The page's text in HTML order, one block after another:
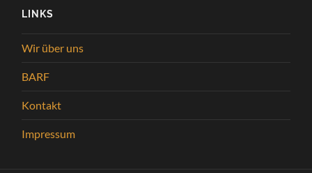
LINKS
Wir über uns
BARF
Kontakt
Impressum